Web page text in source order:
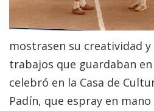
mostrasen su creatividad y
trabajos que guardaban en
celebró en la Casa de
Padín, que espray en